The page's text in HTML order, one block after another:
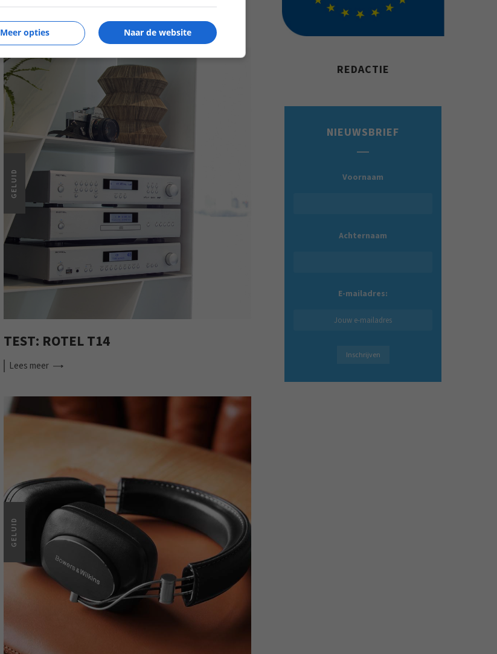
GELUID
TEST: ROTEL T14
Lees meer
GELUID
REDACTIE
NIEUWSBRIEF
Voornaam
Achternaam
E-mailadres:
Naar de website
Meer opties